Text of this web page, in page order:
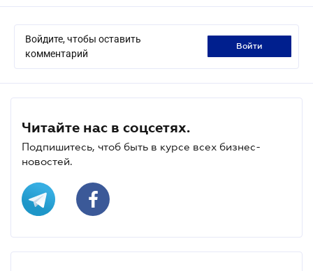
Войдите, чтобы оставить
комментарий
войти
Читайте нас в соцсетях.
Подпишитесь, чтоб быть в курсе всех бизнес-
новостей.